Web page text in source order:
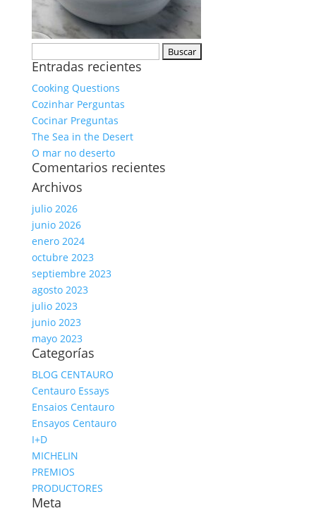
Entradas recientes
Cooking Questions
Cozinhar Perguntas
Cocinar Preguntas
The Sea in the Desert
O mar no deserto
Comentarios recientes
Archivos
julio 2026
junio 2026
enero 2024
octubre 2023
septiembre 2023
agosto 2023
julio 2023
junio 2023
mayo 2023
Categorías
BLOG CENTAURO
Centauro Essays
Ensaios Centauro
Ensayos Centauro
I+D
MICHELIN
PREMIOS
PRODUCTORES
Meta